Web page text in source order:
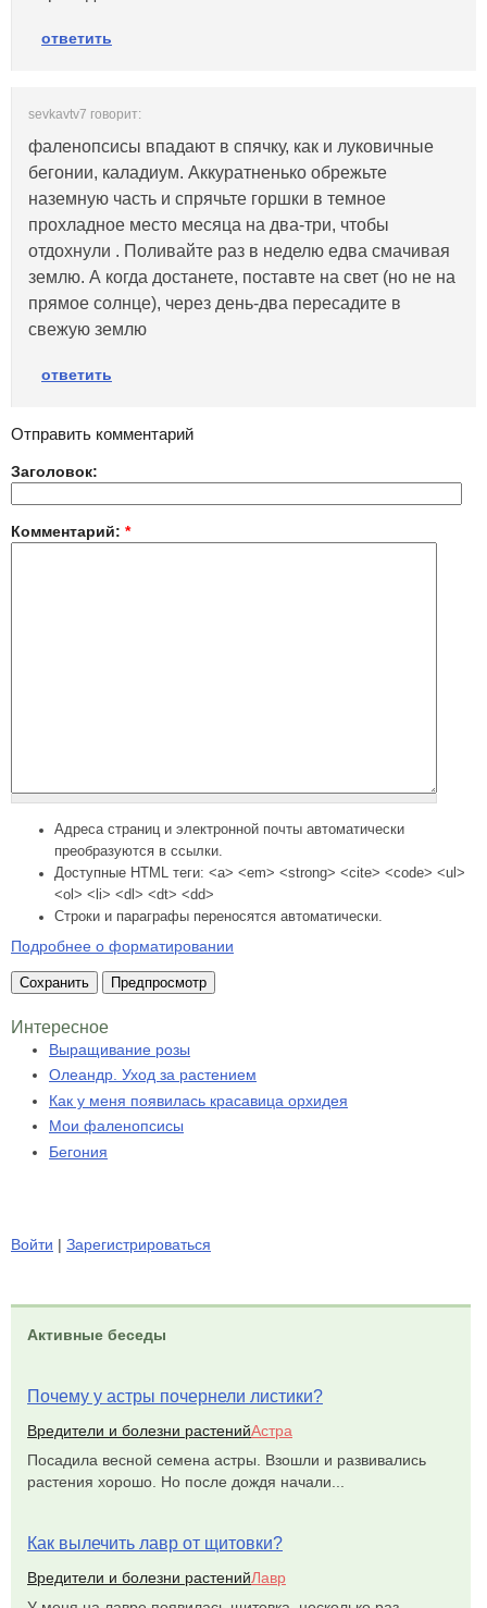
ответить
sevkavtv7 говорит:
фаленопсисы впадают в спячку, как и луковичные
бегонии, каладиум. Аккуратненько обрежьте
наземную часть и спрячьте горшки в темное
прохладное место месяца на два-три, чтобы
отдохнули . Поливайте раз в неделю едва смачивая
землю. А когда достанете, поставте на свет (но не на
прямое солнце), через день-два пересадите в
свежую землю
ответить
Отправить комментарий
Заголовок:
Комментарий: *
Адреса страниц и электронной почты автоматически
преобразуются в ссылки.
Доступные HTML теги: <a> <em> <strong> <cite> <code> <ul>
<ol> <li> <dl> <dt> <dd>
Строки и параграфы переносятся автоматически.
Подробнее о форматировании
Интересное
Выращивание розы
Олеандр. Уход за растением
Как у меня появилась красавица орхидея
Мои фаленопсисы
Бегония
Войти | Зарегистрироваться
Активные беседы
Почему у астры почернели листики?
Вредители и болезни растенийАстра
Посадила весной семена астры. Взошли и развивались
растения хорошо. Но после дождя начали...
Как вылечить лавр от щитовки?
Вредители и болезни растенийЛавр